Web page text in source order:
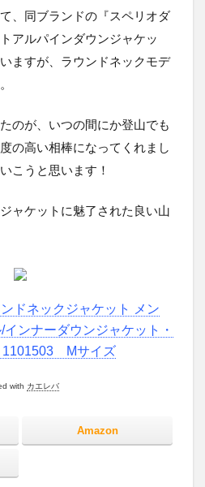
、同ブランドの『スペリオダ
アルパインダウンジャケッ
ますが、ラウンドネックモデ
のが、いつの間にか登山でも
の高い相棒になってくれまし
こうと思います！
ャケットに魅了された良い山
ドネックジャケット メン
ンナーダウンジャケット・
Mサイズ
with カエレバ
Amazon